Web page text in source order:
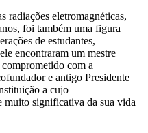
radiações eletromagnéticas,
foi também uma figura
de estudantes,
encontraram um mestre
com a
e antigo Presidente
a cujo
muito significativa da sua vida